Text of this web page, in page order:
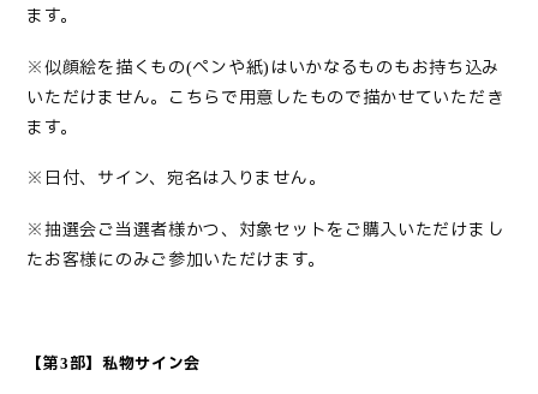
ます。
※似顔絵を描くもの(ペンや紙) はいかなるものもお持ち込み
いただけません。こちらで用意したもので描かせていただき
ます。
※日付、サイン、宛名は入りません。
※抽選会ご当選者様かつ、対象セットをご購入いただけまし
たお客様にのみご参加いただけます。
【第3部】私物サイン会